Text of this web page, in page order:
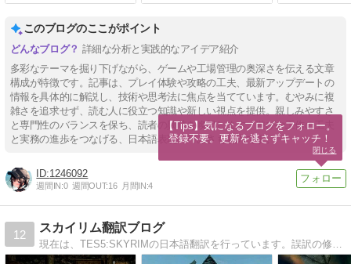
このブログのここがポイント
詳細な分析と実践的なアイデア紹介
多彩なテーマを掘り下げながら、ゲームや工場管理の奥深さを伝える文章
構成が特徴です。記事は、プレイ体験や攻略の工夫、最新アップデートの
情報を具体的に解説し、技術や思考法に焦点を当てています。むやみに複
雑さを追求せず、読む人に役立つ知識や新しい視点を提供。親しみやすさ
と専門性のバランスを保ち、読者の興味を喚起します。遊びや工作の工夫
と実務の進歩をつなげる、日本語表現の巧みさも魅力です。
1246092
週間IN:0 週間OUT:16 月間IN:4
12
スカイリム翻訳ブログ
【Tips】気になるブログをフォロー。
登録不要。更新を逃さずキャッチ！
閉じる